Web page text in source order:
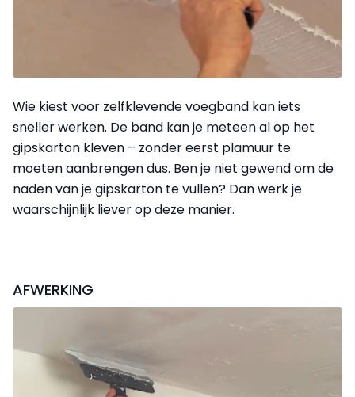
Wie kiest voor zelfklevende voegband kan iets
sneller werken. De band kan je meteen al op het
gipskarton kleven – zonder eerst plamuur te
moeten aanbrengen dus. Ben je niet gewend om de
naden van je gipskarton te vullen? Dan werk je
waarschijnlijk liever op deze manier.
AFWERKING